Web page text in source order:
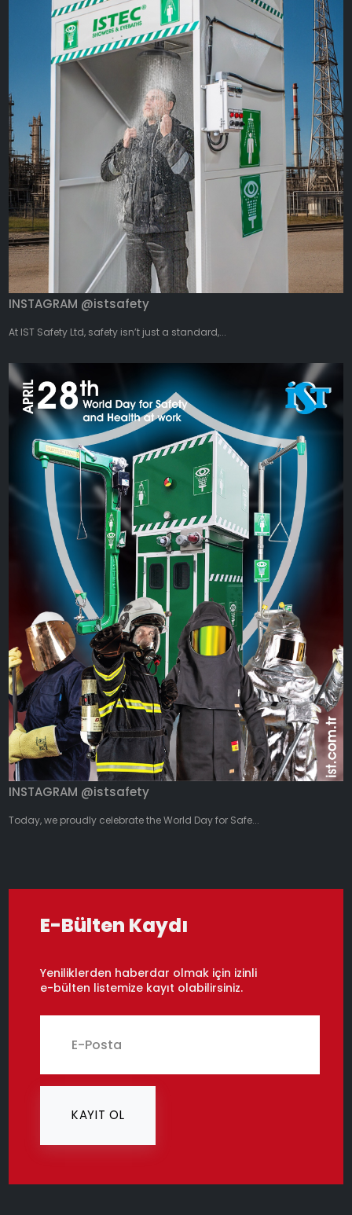
INSTAGRAM @istsafety
At IST Safety Ltd, safety isn’t just a standard,...
INSTAGRAM @istsafety
Today, we proudly celebrate the World Day for Safe...
E-Bülten Kaydı
Yeniliklerden haberdar olmak için izinli
e-bülten listemize kayıt olabilirsiniz.
KAYIT OL